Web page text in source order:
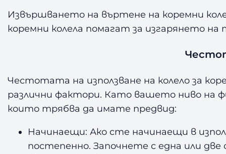
Извършването на въртене на коремни
коремни колела помагат за изгарянето
Честотата на използване на колело за
различни фактори. Като вашето ниво на
които трябва да имате предвид:
Начинаещи: Ако сте начинаещи в
постепенно. Започнете с една или